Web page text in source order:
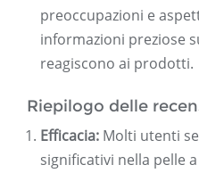
preoccupazioni e
informazioni preziose
reagiscono ai prodotti.
Riepilogo delle
Efficacia: Molti utenti
significativi nella pelle